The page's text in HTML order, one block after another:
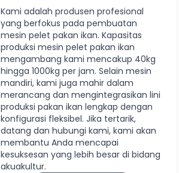
Kami adalah produsen profesional
yang berfokus pada pembuatan
mesin pelet pakan ikan. Kapasitas
produksi mesin pelet pakan ikan
mengambang kami mencakup 40kg
hingga 1000kg per jam. Selain mesin
mandiri, kami juga mahir dalam
merancang dan mengintegrasikan lini
produksi pakan ikan lengkap dengan
konfigurasi fleksibel. Jika tertarik,
datang dan hubungi kami, kami akan
membantu Anda mencapai
kesuksesan yang lebih besar di bidang
akuakultur.